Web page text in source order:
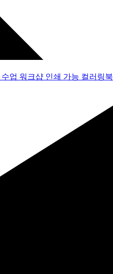
수업 워크샵 인쇄 가능 컬러링북